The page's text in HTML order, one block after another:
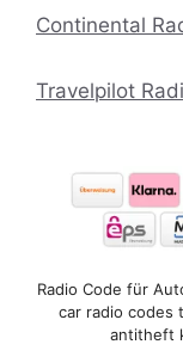
Continental
Travelpilot
Radio Code für
car radio codes
antitheft